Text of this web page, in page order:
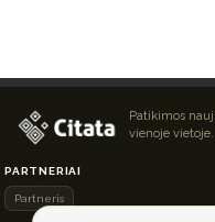
Patikimos
vienoje vietoje.
PARTNERIAI
Partneris